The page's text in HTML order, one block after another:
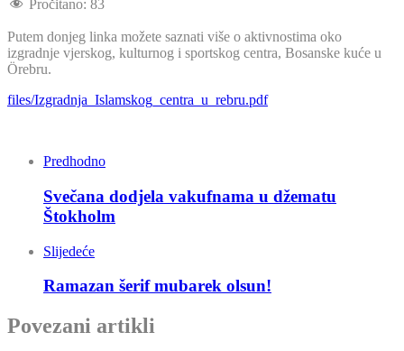
Pročitano: 83
Putem donjeg linka možete saznati više o aktivnostima oko
izgradnje vjerskog, kulturnog i sportskog centra, Bosanske kuće u
Örebru.
files/Izgradnja_Islamskog_centra_u_rebru.pdf
Predhodno
Svečana dodjela vakufnama u džematu
Štokholm
Slijedeće
Ramazan šerif mubarek olsun!
Povezani artikli